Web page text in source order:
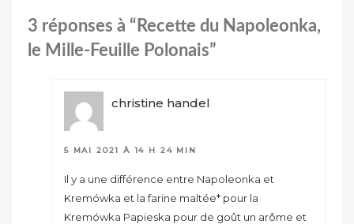
3 réponses à “Recette du Napoleonka,
le Mille-Feuille Polonais”
christine handel
5 MAI 2021 À 14 H 24 MIN
Il y a une différence entre Napoleonka et
Kremówka et la farine maltée* pour la
Kremówka Papieska pour de goût un arôme et